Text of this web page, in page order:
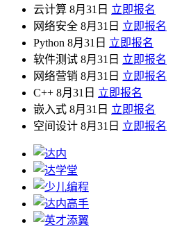
云计算 8月31日 立即报名
网络安全 8月31日 立即报名
Python 8月31日 立即报名
软件测试 8月31日 立即报名
网络营销 8月31日 立即报名
C++ 8月31日 立即报名
嵌入式 8月31日 立即报名
空间设计 8月31日 立即报名